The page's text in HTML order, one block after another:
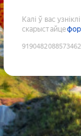
Калі ў вас
скарыстайце